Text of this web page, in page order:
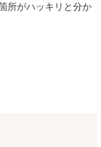
所がハッキリと分か